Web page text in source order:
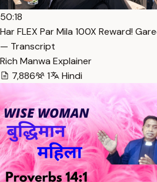
50:18
Har FLEX Par Mila 100X Reward!
— Transcript
Rich Manwa Explainer
7,886
1 Hindi